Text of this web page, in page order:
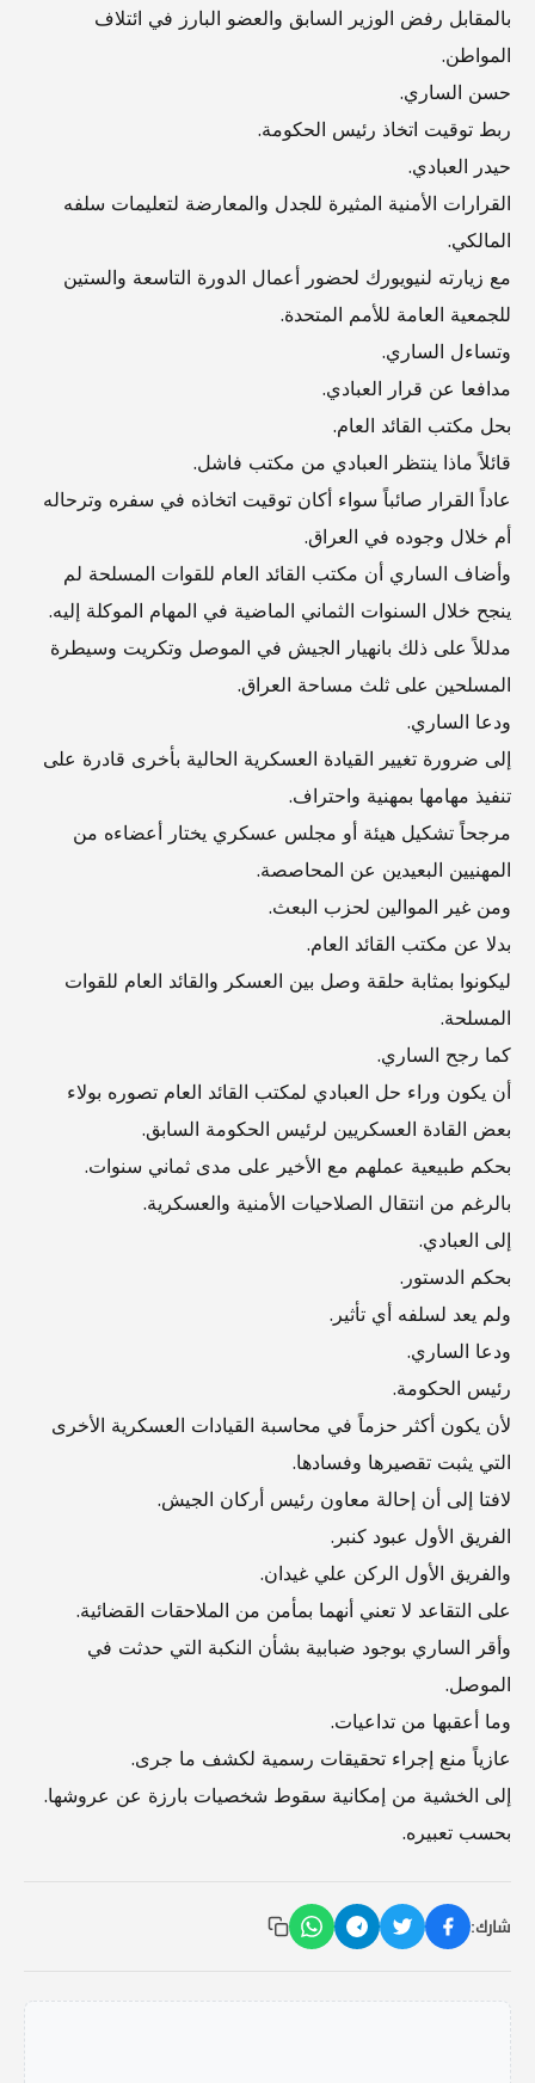
بالمقابل رفض الوزير السابق والعضو البارز في ائتلاف
المواطن.
حسن الساري.
ربط توقيت اتخاذ رئيس الحكومة.
حيدر العبادي.
القرارات الأمنية المثيرة للجدل والمعارضة لتعليمات سلفه
المالكي.
مع زيارته لنيويورك لحضور أعمال الدورة التاسعة والستين
للجمعية العامة للأمم المتحدة.
وتساءل الساري.
مدافعا عن قرار العبادي.
بحل مكتب القائد العام.
قائلاً ماذا ينتظر العبادي من مكتب فاشل.
عاداً القرار صائباً سواء أكان توقيت اتخاذه في سفره وترحاله
أم خلال وجوده في العراق.
وأضاف الساري أن مكتب القائد العام للقوات المسلحة لم
ينجح خلال السنوات الثماني الماضية في المهام الموكلة إليه.
مدللاً على ذلك بانهيار الجيش في الموصل وتكريت وسيطرة
المسلحين على ثلث مساحة العراق.
ودعا الساري.
إلى ضرورة تغيير القيادة العسكرية الحالية بأخرى قادرة على
تنفيذ مهامها بمهنية واحتراف.
مرجحاً تشكيل هيئة أو مجلس عسكري يختار أعضاءه من
المهنيين البعيدين عن المحاصصة.
ومن غير الموالين لحزب البعث.
بدلا عن مكتب القائد العام.
ليكونوا بمثابة حلقة وصل بين العسكر والقائد العام للقوات
المسلحة.
كما رجح الساري.
أن يكون وراء حل العبادي لمكتب القائد العام تصوره بولاء
بعض القادة العسكريين لرئيس الحكومة السابق.
بحكم طبيعية عملهم مع الأخير على مدى ثماني سنوات.
بالرغم من انتقال الصلاحيات الأمنية والعسكرية.
إلى العبادي.
بحكم الدستور.
ولم يعد لسلفه أي تأثير.
ودعا الساري.
رئيس الحكومة.
لأن يكون أكثر حزماً في محاسبة القيادات العسكرية الأخرى
التي يثبت تقصيرها وفسادها.
لافتا إلى أن إحالة معاون رئيس أركان الجيش.
الفريق الأول عبود كنبر.
والفريق الأول الركن علي غيدان.
على التقاعد لا تعني أنهما بمأمن من الملاحقات القضائية.
وأقر الساري بوجود ضبابية بشأن النكبة التي حدثت في
الموصل.
وما أعقبها من تداعيات.
عازياً منع إجراء تحقيقات رسمية لكشف ما جرى.
إلى الخشية من إمكانية سقوط شخصيات بارزة عن عروشها.
بحسب تعبيره.
شارك: